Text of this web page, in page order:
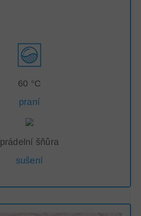
60 °C
praní
prádelní šňůra
sušení